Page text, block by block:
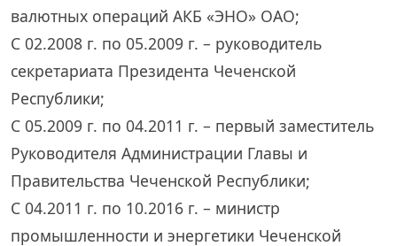
валютных операций АКБ «ЭНО» ОАО;
С 02.2008 г. по 05.2009 г. – руководитель
секретариата Президента Чеченской
Республики;
С 05.2009 г. по 04.2011 г. – первый заместитель
Руководителя Администрации Главы и
Правительства Чеченской Республики;
С 04.2011 г. по 10.2016 г. – министр
промышленности и энергетики Чеченской